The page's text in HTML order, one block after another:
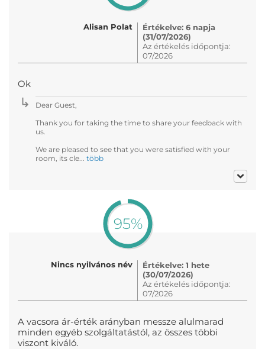
Alisan Polat
Értékelve: 6 napja
(31/07/2026)
Az értékelés időpontja:
07/2026
Ok
Dear Guest,
Thank you for taking the time to share your feedback with
us.
We are pleased to see that you were satisfied with your
room, its cle... több
95%
Nincs nyilvános név
Értékelve: 1 hete
(30/07/2026)
Az értékelés időpontja:
07/2026
A vacsora ár-érték arányban messze alulmarad
minden egyéb szolgáltatástól, az összes többi
viszont kiváló.